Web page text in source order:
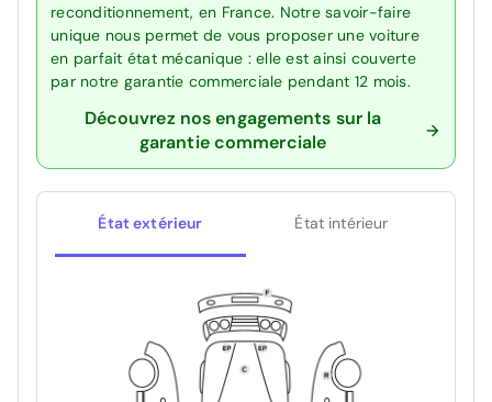
reconditionnement, en France. Notre savoir-faire
unique nous permet de vous proposer une voiture
en parfait état mécanique : elle est ainsi couverte
par notre garantie commerciale pendant 12 mois.
Découvrez nos engagements sur la
garantie commerciale
État extérieur État intérieur